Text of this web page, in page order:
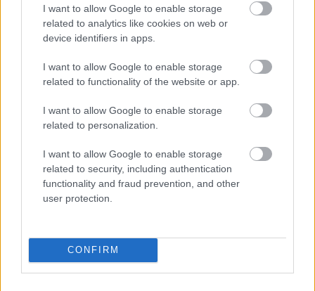
I want to allow Google to enable storage
related to analytics like cookies on web or
device identifiers in apps.
I want to allow Google to enable storage
related to functionality of the website or app.
I want to allow Google to enable storage
related to personalization.
I want to allow Google to enable storage
related to security, including authentication
functionality and fraud prevention, and other
user protection.
CONFIRM
kultúrát”
szinhaz szerk.• 2018. január 02.
A budapesti Katona színművésze saját
és az általános elhülyülésről is mesélt a
Pótszékfoglalónak.